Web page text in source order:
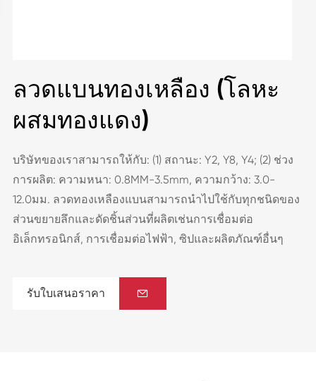
ลวดแบนทองเหลือง (โลหะ
ผสมทองแดง)
บริษัทของเราสามารถให้กับ: (1) สถานะ: Y2, Y8, Y4; (2) ช่วง
การผลิต: ความหนา: 0.8MM-3.5mm, ความกว้าง: 3.0-
12.0มม. ลวดทองเหลืองแบนสามารถนำไปใช้กับทุกชนิดของ
ส่วนขยายลึกและดัดชิ้นส่วนที่ผลิตเช่นการเชื่อมต่อ
อิเล็กทรอนิกส์, การเชื่อมต่อไฟฟ้า, ซิปและผลิตภัณฑ์อื่นๆ
รับใบเสนอราคา 